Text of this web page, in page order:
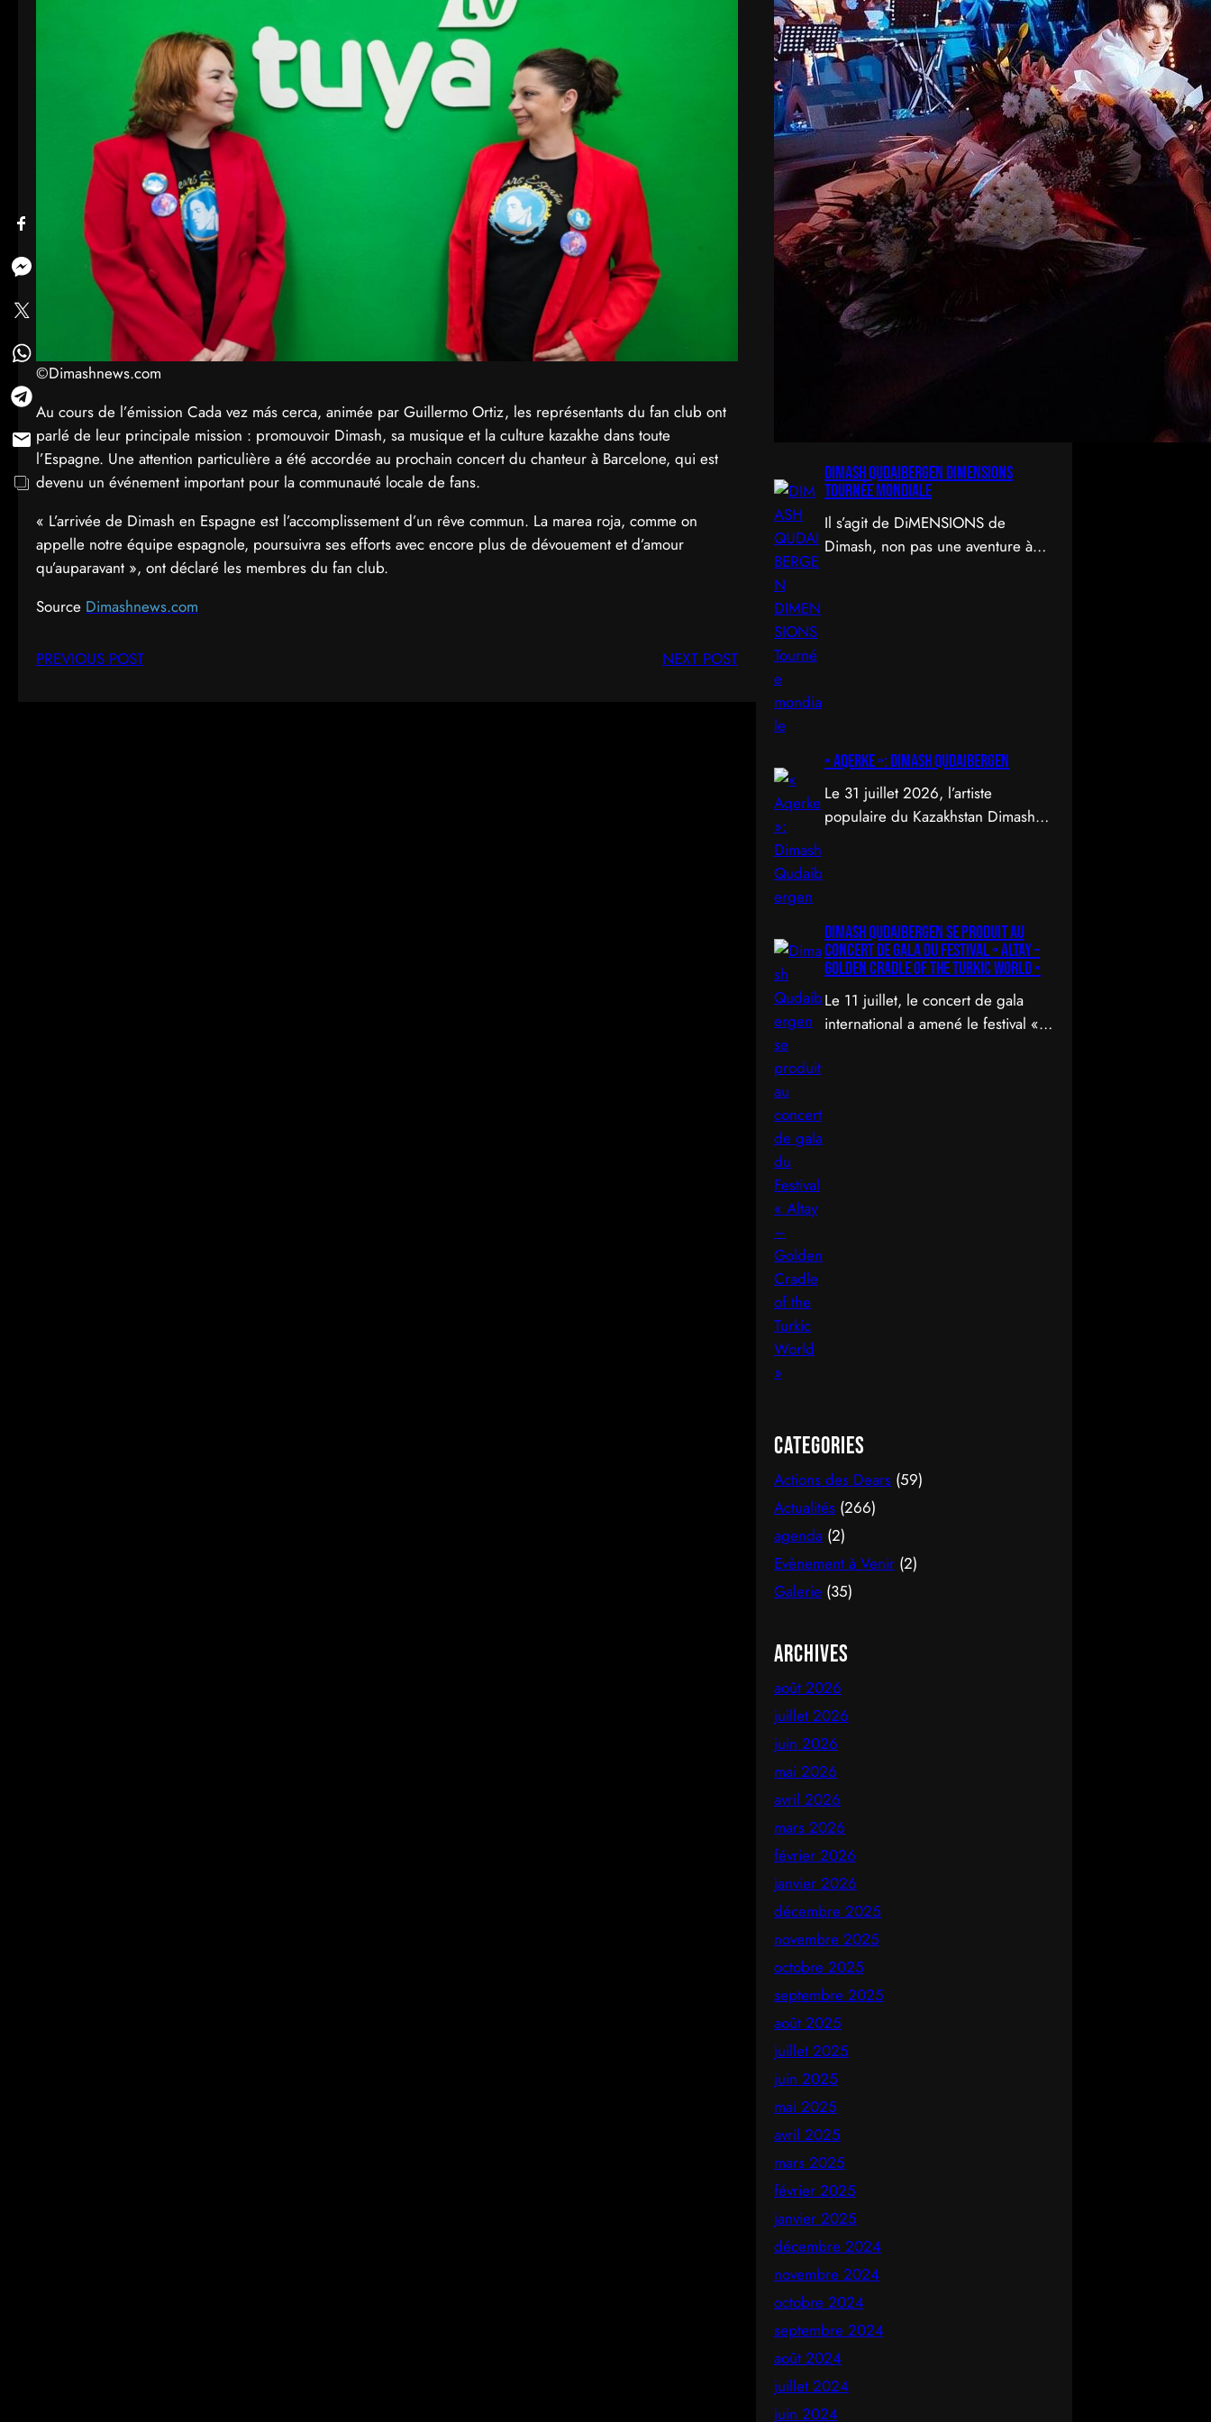
©Dimashnews.com
Au cours de l’émission Cada vez más cerca, animée par Guillermo Ortiz, les représentants du fan club ont
parlé de leur principale mission : promouvoir Dimash, sa musique et la culture kazakhe dans toute
l’Espagne. Une attention particulière a été accordée au prochain concert du chanteur à Barcelone, qui est
devenu un événement important pour la communauté locale de fans.
« L’arrivée de Dimash en Espagne est l’accomplissement d’un rêve commun. La marea roja, comme on
appelle notre équipe espagnole, poursuivra ses efforts avec encore plus de dévouement et d’amour
qu’auparavant », ont déclaré les membres du fan club.
Source Dimashnews.com
PREVIOUS POST NEXT POST
DIMASH QUDAIBERGEN DIMENSIONS
Tournée mondiale
Il s’agit de DiMENSIONS de
Dimash, non pas une aventure à
« Aqerke »: Dimash Qudaibergen
Le 31 juillet 2026, l’artiste
populaire du Kazakhstan Dimash
officielle.
Dimash Qudaibergen se produit au
concert de gala du Festival « Altay –
Golden Cradle of the Turkic World »
Le 11 juillet, le concert de gala
international a amené le festival «
Categories
Actions des Dears (59)
Actualités (266)
agenda (2)
Evènement à Venir (2)
Galerie (35)
Archives
août 2026
juillet 2026
juin 2026
mai 2026
avril 2026
mars 2026
février 2026
janvier 2026
décembre 2025
novembre 2025
octobre 2025
septembre 2025
août 2025
juillet 2025
juin 2025
mai 2025
avril 2025
mars 2025
février 2025
janvier 2025
décembre 2024
novembre 2024
octobre 2024
septembre 2024
août 2024
juillet 2024
juin 2024